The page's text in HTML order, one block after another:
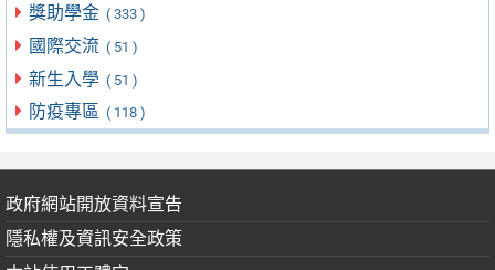
獎助學金 ( 333 )
國際交流 ( 51 )
新生入學 ( 51 )
防疫專區 ( 118 )
政府網站開放資料宣告
隱私權及資訊安全政策